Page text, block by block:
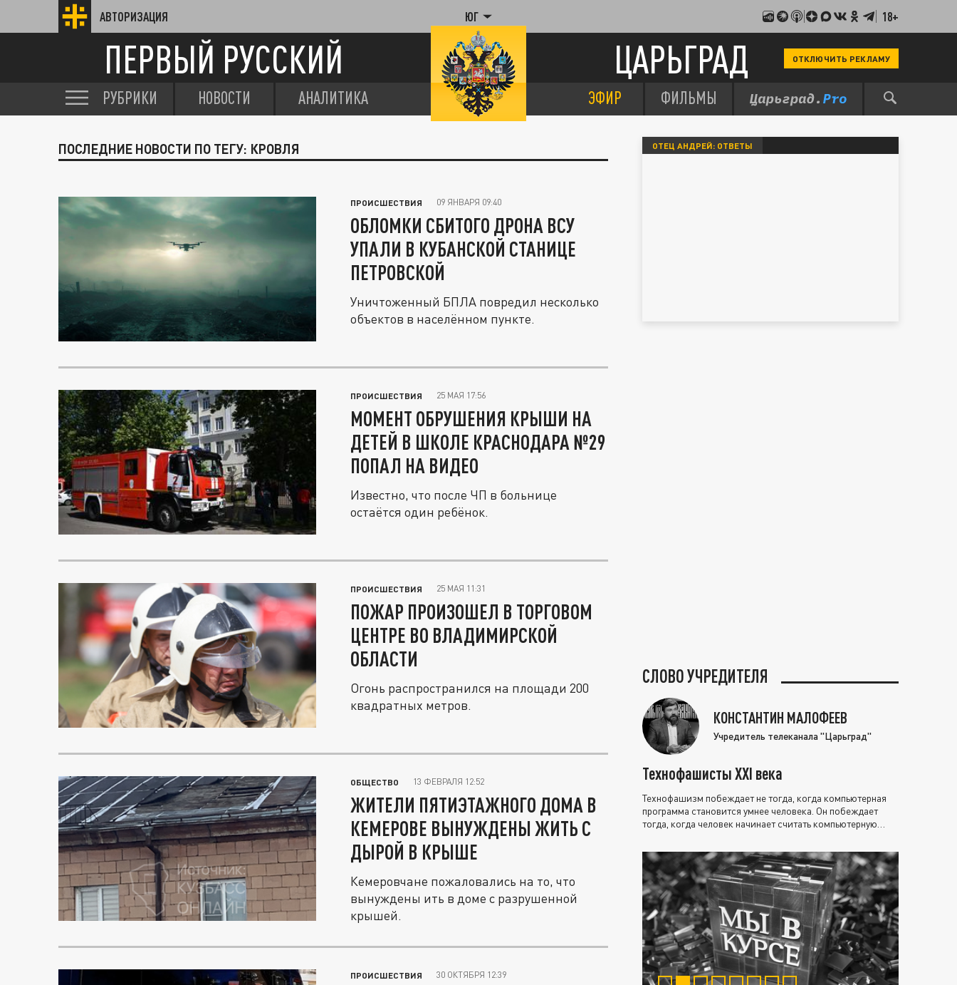
АВТОРИЗАЦИЯ ЮГ 18+
ПЕРВЫЙ РУССКИЙ ЦАРЬГРАД ОТКЛЮЧИТЬ РЕКЛАМУ
РУБРИКИ НОВОСТИ АНАЛИТИКА ЭФИР ФИЛЬМЫ
ПОСЛЕДНИЕ НОВОСТИ ПО ТЕГУ: КРОВЛЯ
ПРОИСШЕСТВИЯ 09 ЯНВАРЯ 09:40
ОБЛОМКИ СБИТОГО ДРОНА ВСУ
УПАЛИ В КУБАНСКОЙ СТАНИЦЕ
ПЕТРОВСКОЙ
Уничтоженный БПЛА повредил несколько
объектов в населённом пункте.
ПРОИСШЕСТВИЯ 25 МАЯ 17:56
МОМЕНТ ОБРУШЕНИЯ КРЫШИ НА
ДЕТЕЙ В ШКОЛЕ КРАСНОДАРА №29
ПОПАЛ НА ВИДЕО
Известно, что после ЧП в больнице
остаётся один ребёнок.
ПРОИСШЕСТВИЯ 25 МАЯ 11:31
ПОЖАР ПРОИЗОШЕЛ В ТОРГОВОМ
ЦЕНТРЕ ВО ВЛАДИМИРСКОЙ
ОБЛАСТИ
Огонь распространился на площади 200
квадратных метров.
ОБЩЕСТВО 13 ФЕВРАЛЯ 12:52
ЖИТЕЛИ ПЯТИЭТАЖНОГО ДОМА В
КЕМЕРОВЕ ВЫНУЖДЕНЫ ЖИТЬ С
ДЫРОЙ В КРЫШЕ
Кемеровчане пожаловались на то, что
вынуждены ить в доме с разрушенной
крышей.
ПРОИСШЕСТВИЯ 30 ОКТЯБРЯ 12:39
ОТЕЦ АНДРЕЙ: ОТВЕТЫ
СЛОВО УЧРЕДИТЕЛЯ
КОНСТАНТИН МАЛОФЕЕВ
Учредитель телеканала "Царьград"
Технофашисты XXI века
Технофашизм побеждает не тогда, когда компьютерная
программа становится умнее человека. Он побеждает
тогда, когда человек начинает считать компьютерную